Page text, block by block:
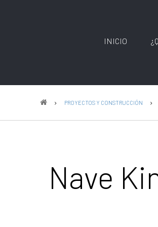
INICIO
PROYECTOS Y CONSTRUCCIÓN
Nave